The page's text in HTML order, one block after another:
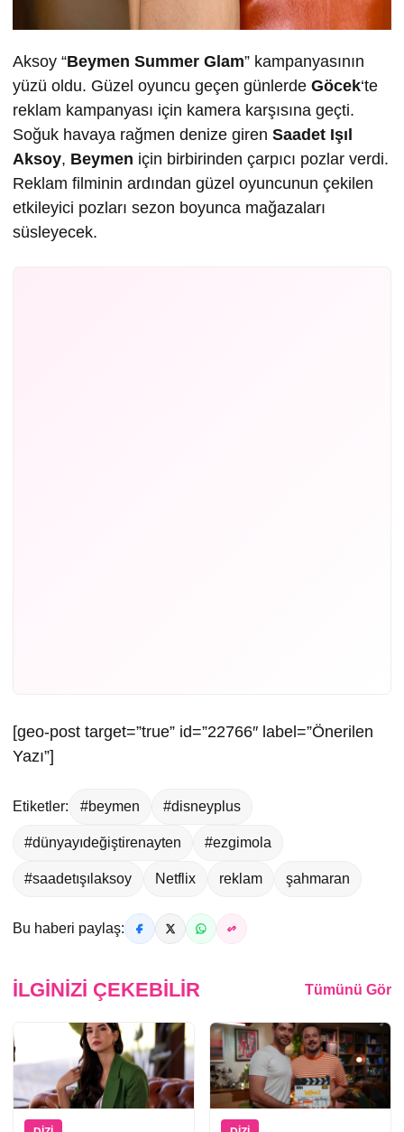
Aksoy “Beymen Summer Glam” kampanyasının
yüzü oldu. Güzel oyuncu geçen günlerde Göcek‘te
reklam kampanyası için kamera karşısına geçti.
Soğuk havaya rağmen denize giren Saadet Işıl
Aksoy, Beymen için birbirinden çarpıcı pozlar verdi.
Reklam filminin ardından güzel oyuncunun çekilen
etkileyici pozları sezon boyunca mağazaları
süsleyecek.
[geo-post target=”true” id=”22766″ label=”Önerilen
Yazı”]
Etiketler: #beymen #disneyplus
#dünyayıdeğiştirenayten #ezgimola
#saadetışılaksoy Netflix reklam şahmaran
Bu haberi paylaş:
İLGINIZI ÇEKEBILIR Tümünü Gör